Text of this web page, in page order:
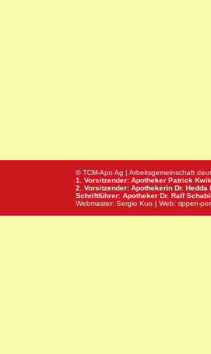
© TCM-Apo Ag | Arbeitsgemeinschaft
1. Vorsitzender: Apotheker Patrick
2. Vorsitzender: Apothekerin Dr. Hedda
Schriftführer: Apotheker Dr. Ralf
Webmaster: Sergio Kuo | Web: tippen-